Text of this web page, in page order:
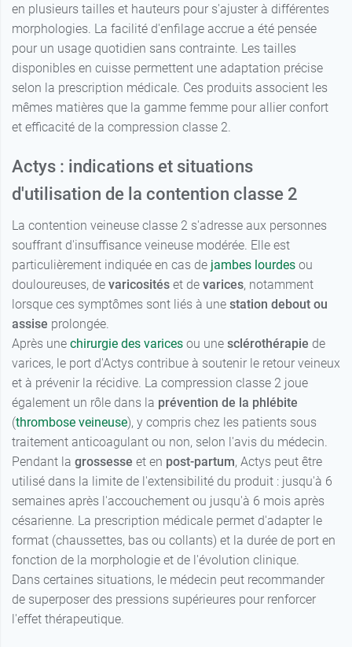
en plusieurs tailles et hauteurs pour s'ajuster à différentes
morphologies. La facilité d'enfilage accrue a été pensée
pour un usage quotidien sans contrainte. Les tailles
disponibles en cuisse permettent une adaptation précise
selon la prescription médicale. Ces produits associent les
mêmes matières que la gamme femme pour allier confort
et efficacité de la compression classe 2.
Actys : indications et situations
d'utilisation de la contention classe 2
La contention veineuse classe 2 s'adresse aux personnes
souffrant d'insuffisance veineuse modérée. Elle est
particulièrement indiquée en cas de jambes lourdes ou
douloureuses, de varicosités et de varices, notamment
lorsque ces symptômes sont liés à une station debout ou
assise prolongée.
Après une chirurgie des varices ou une sclérothérapie de
varices, le port d'Actys contribue à soutenir le retour veineux
et à prévenir la récidive. La compression classe 2 joue
également un rôle dans la prévention de la phlébite
(thrombose veineuse), y compris chez les patients sous
traitement anticoagulant ou non, selon l'avis du médecin.
Pendant la grossesse et en post-partum, Actys peut être
utilisé dans la limite de l'extensibilité du produit : jusqu'à 6
semaines après l'accouchement ou jusqu'à 6 mois après
césarienne. La prescription médicale permet d'adapter le
format (chaussettes, bas ou collants) et la durée de port en
fonction de la morphologie et de l'évolution clinique.
Dans certaines situations, le médecin peut recommander
de superposer des pressions supérieures pour renforcer
l'effet thérapeutique.